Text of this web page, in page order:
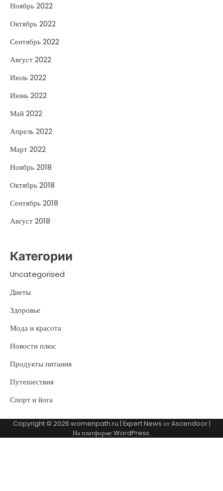
Ноябрь 2022
Октябрь 2022
Сентябрь 2022
Август 2022
Июль 2022
Июнь 2022
Май 2022
Апрель 2022
Март 2022
Ноябрь 2018
Октябрь 2018
Сентябрь 2018
Август 2018
Категории
Uncategorised
Диеты
Здоровье
Мода и красота
Новости плюс
Продукты питания
Путешествия
Спорт и йога
Copyright © 2026 womenpath.ru | Expert News отAscendoor|
На платформеWordPress.